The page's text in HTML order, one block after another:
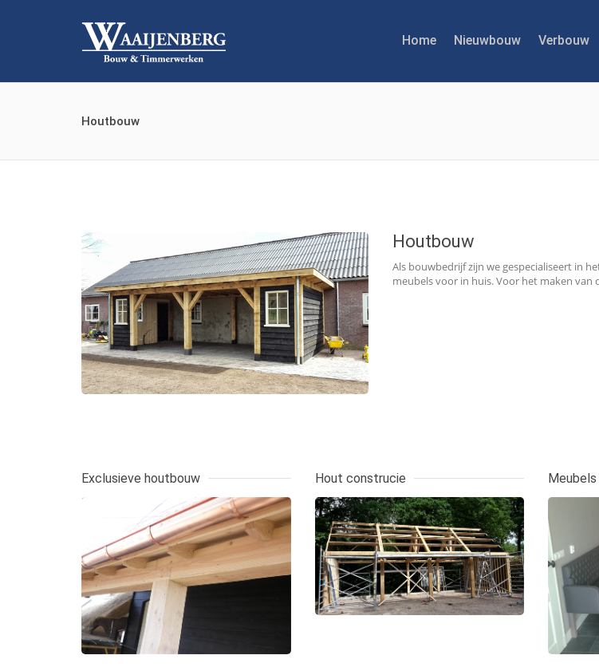
Home Nieuwbouw Verbouw
Houtbouw
Houtbouw
Als bouwbedrijf zijn we gespecialiseert in
meubels voor in huis. Voor het maken van
Exclusieve houtbouw Hout construcie Meubels